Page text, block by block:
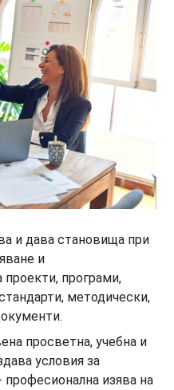
и дава становища при
и
програми,
методически,
просветна, учебна и
условия за
изява на